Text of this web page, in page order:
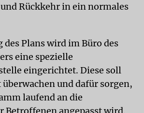
Rückkehr in ein normales
des Plans wird im Büro des
eine spezielle
eingerichtet. Diese soll
und dafür sorgen,
laufend an die